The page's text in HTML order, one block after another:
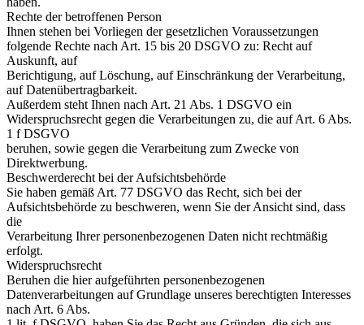
Rechte der betroffenen Person
Ihnen stehen bei Vorliegen der gesetzlichen Voraussetzungen
folgende Rechte nach Art. 15 bis 20 DSGVO zu: Recht auf
Auskunft, auf
Berichtigung, auf Löschung, auf Einschränkung der Verarbeitung,
auf Datenübertragbarkeit.
Außerdem steht Ihnen nach Art. 21 Abs. 1 DSGVO ein
Widerspruchsrecht gegen die Verarbeitungen zu, die auf Art. 6 Abs.
1 f DSGVO
beruhen, sowie gegen die Verarbeitung zum Zwecke von
Direktwerbung.
Beschwerderecht bei der Aufsichtsbehörde
Sie haben gemäß Art. 77 DSGVO das Recht, sich bei der
Aufsichtsbehörde zu beschweren, wenn Sie der Ansicht sind, dass
die
Verarbeitung Ihrer personenbezogenen Daten nicht rechtmäßig
erfolgt.
Widerspruchsrecht
Beruhen die hier aufgeführten personenbezogenen
Datenverarbeitungen auf Grundlage unseres berechtigten Interesses
nach Art. 6 Abs.